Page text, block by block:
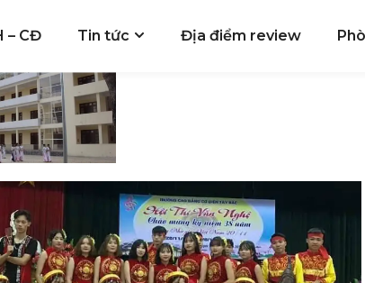
– CĐ Tin tức Địa điểm review